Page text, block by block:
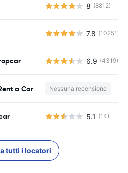
8 (8812)
7.8 (10251)
6.9 (4319)
a Car Nessuna recensione
5.1 (14)
tutti i locatori